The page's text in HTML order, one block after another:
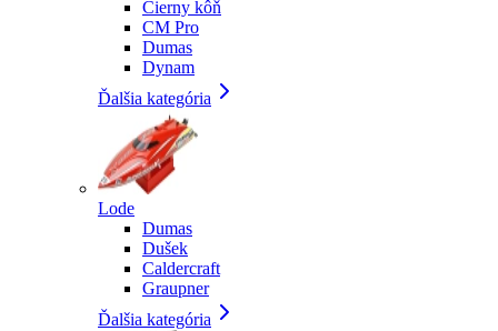
Čierny kôň
CM Pro
Dumas
Dynam
Ďalšia kategória
Lode
Dumas
Dušek
Caldercraft
Graupner
Ďalšia kategória